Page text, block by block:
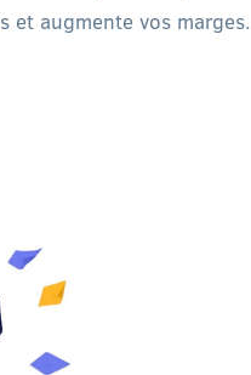
et augmente vos marges.